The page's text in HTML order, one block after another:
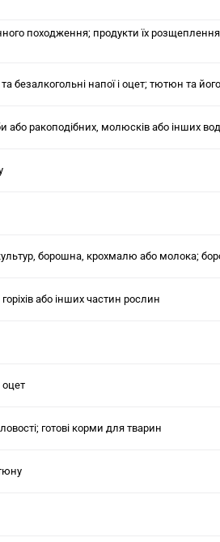
походження; продукти їх
та безалкогольні напої і оцет; тютюн та
або ракоподібних, молюсків або інших
борошна, крохмалю або молока;
або інших частин рослин
оцет
готові корми для тварин